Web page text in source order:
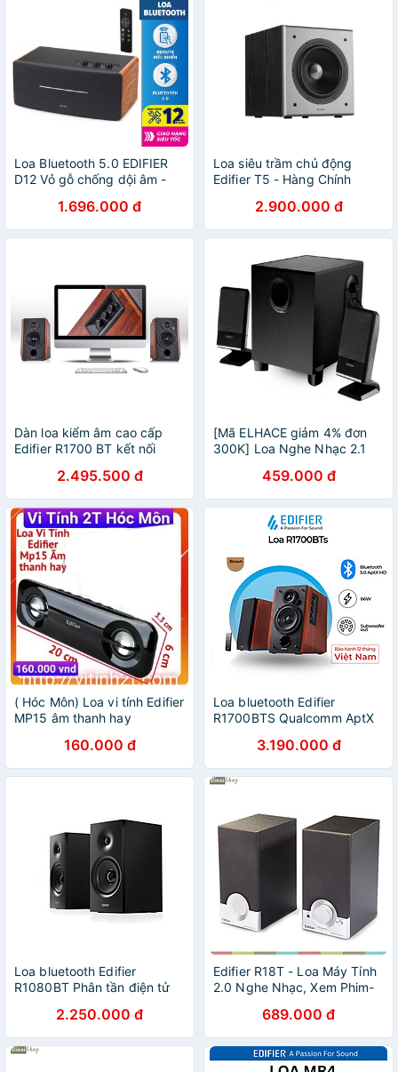
Loa Bluetooth 5.0 EDIFIER
D12 Vỏ gỗ chống dội âm -
Stereo - Kèm remote điều
khiển
1.696.000 đ
Loa siêu trầm chủ động
Edifier T5 - Hàng Chính
Dùng Cho Được Tất Cả Các
Loa)
2.900.000 đ
Dàn loa kiểm âm cao cấp
Edifier R1700 BT kết nối
thanh vượt trội - Loa
karaoke cho gia đình
2.495.500 đ
[Mã ELHACE giảm 4% đơn
300K] Loa Nghe Nhạc 2.1
Nhập Khẩu459.000 đ
( Hóc Môn) Loa vi tính Edifier
MP15 âm thanh hay
160.000 đ
Loa bluetooth Edifier
R1700BTS Qualcomm AptX
loa siêu trầm - Hàng chính
hãng
3.190.000 đ
Loa bluetooth Edifier
R1080BT Phân tần điện tử
chính hãng2.250.000 đ
Edifier R18T - Loa Máy Tính
2.0 Nghe Nhạc, Xem Phim-
689.000 đ